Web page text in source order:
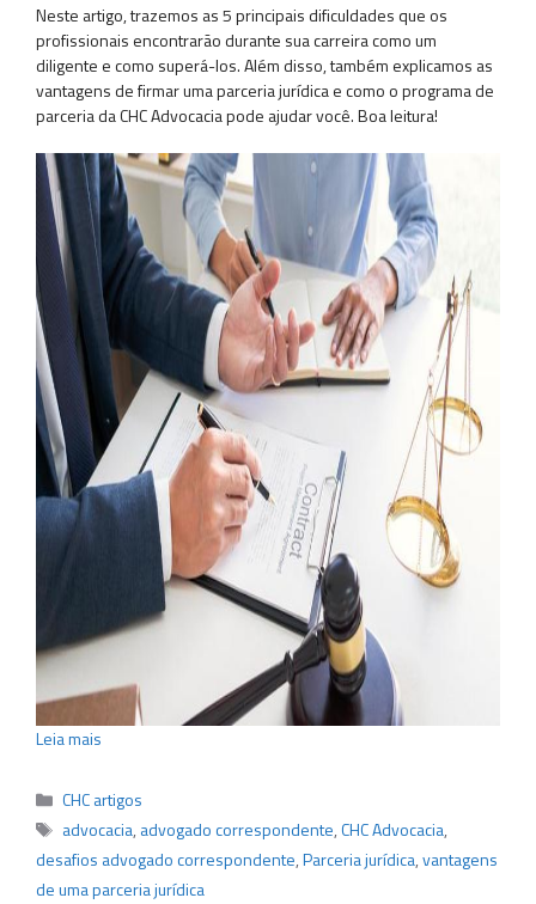
Neste artigo, trazemos as 5 principais dificuldades que os
profissionais encontrarão durante sua carreira como um
diligente e como superá-los. Além disso, também explicamos as
vantagens de firmar uma parceria jurídica e como o programa de
parceria da CHC Advocacia pode ajudar você. Boa leitura!
Leia mais
Categorias
CHC artigos
Tags
advocacia, advogado correspondente,CHC Advocacia,
desafios advogado correspondente,Parceria jurídica,vantagens
de uma parceria jurídica